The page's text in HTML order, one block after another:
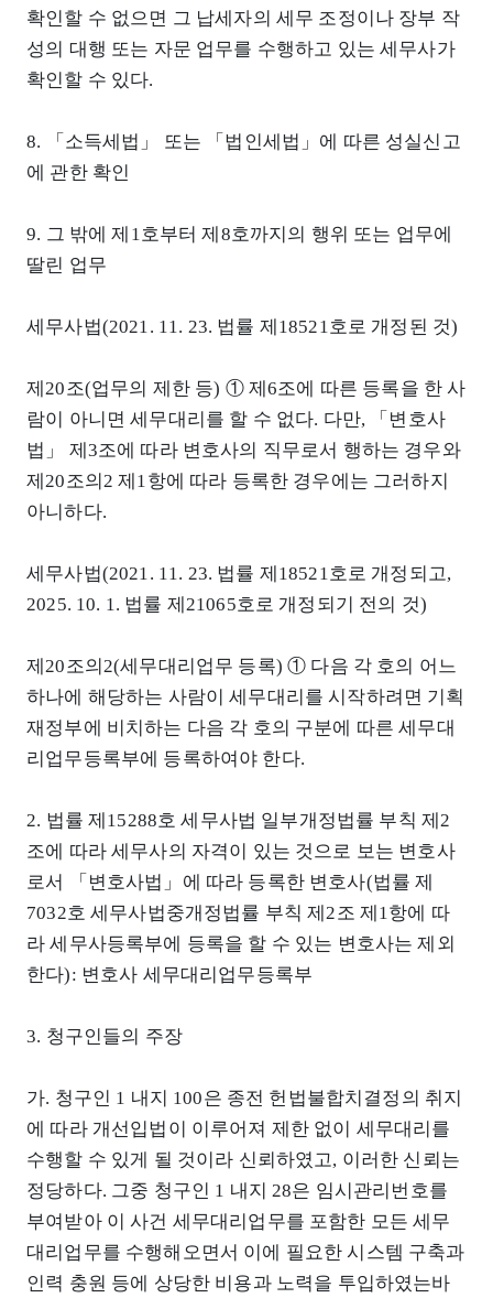
확인할 수 없으면 그 납세자의 세무 조정이나 장부 작
성의 대행 또는 자문 업무를 수행하고 있는 세무사가
확인할 수 있다.
8. 「소득세법」 또는 「법인세법」에 따른 성실신고
에 관한 확인
9. 그 밖에 제1호부터 제8호까지의 행위 또는 업무에
딸린 업무
세무사법(2021. 11. 23. 법률 제18521호로 개정된 것)
제20조(업무의 제한 등) ① 제6조에 따른 등록을 한 사
람이 아니면 세무대리를 할 수 없다. 다만, 「변호사
법」 제3조에 따라 변호사의 직무로서 행하는 경우와
제20조의2 제1항에 따라 등록한 경우에는 그러하지
아니하다.
세무사법(2021. 11. 23. 법률 제18521호로 개정되고,
2025. 10. 1. 법률 제21065호로 개정되기 전의 것)
제20조의2(세무대리업무 등록) ① 다음 각 호의 어느
하나에 해당하는 사람이 세무대리를 시작하려면 기획
재정부에 비치하는 다음 각 호의 구분에 따른 세무대
리업무등록부에 등록하여야 한다.
2. 법률 제15288호 세무사법 일부개정법률 부칙 제2
조에 따라 세무사의 자격이 있는 것으로 보는 변호사
로서 「변호사법」에 따라 등록한 변호사(법률 제
7032호 세무사법중개정법률 부칙 제2조 제1항에 따
라 세무사등록부에 등록을 할 수 있는 변호사는 제외
한다): 변호사 세무대리업무등록부
3. 청구인들의 주장
가. 청구인 1 내지 100은 종전 헌법불합치결정의 취지
에 따라 개선입법이 이루어져 제한 없이 세무대리를
수행할 수 있게 될 것이라 신뢰하였고, 이러한 신뢰는
정당하다. 그중 청구인 1 내지 28은 임시관리번호를
부여받아 이 사건 세무대리업무를 포함한 모든 세무
대리업무를 수행해오면서 이에 필요한 시스템 구축과
인력 충원 등에 상당한 비용과 노력을 투입하였는바